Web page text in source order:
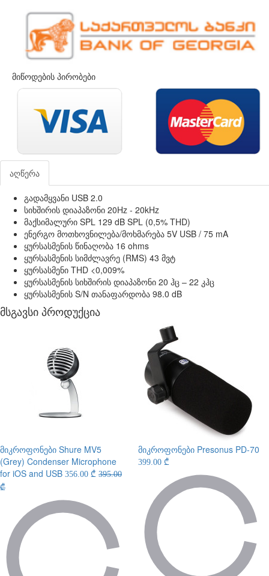
მიწოდების პირობები
აღწერა
გადამყვანი USB 2.0
სიხშირის დიაპაზონი 20Hz - 20kHz
მაქსიმალური SPL 129 dB SPL (0,5% THD)
ენერგო მოთხოვნილება/მოხმარება 5V USB / 75 mA
ყურსასმენის წინაღობა 16 ohms
ყურსასმენის სიმძლავრე (RMS) 43 მვტ
ყურსასმენი THD <0,009%
ყურსასმენის სიხშირის დიაპაზონი 20 ჰც – 22 კჰც
ყურსასმენის S/N თანაფარდობა 98.0 dB
მსგავსი პროდუქცია
მიკროფონები Shure MV5
(Grey) Condenser Microphone
for iOS and USB 356.00 ₾ 395.00
₾
მიკროფონები Presonus PD-70
399.00 ₾